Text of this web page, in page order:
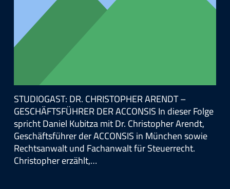
STUDIOGAST: DR. CHRISTOPHER ARENDT –
GESCHÄFTSFÜHRER DER ACCONSIS In dieser Folge
spricht Daniel Kubitza mit Dr. Christopher Arendt,
Geschäftsführer der ACCONSIS in München sowie
Rechtsanwalt und Fachanwalt für Steuerrecht.
Christopher erzählt,…